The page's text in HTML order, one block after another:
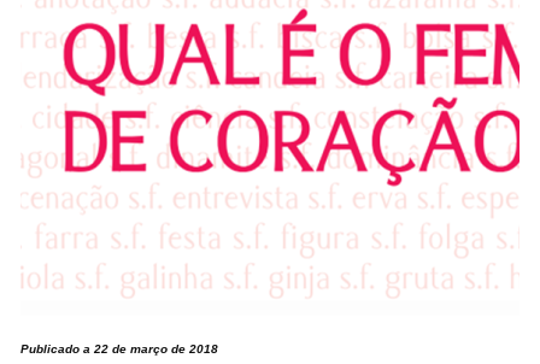
Publicado a 22 de março de 2018